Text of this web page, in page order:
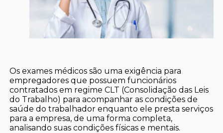
Os exames médicos são uma exigência para
empregadores que possuem funcionários
contratados em regime CLT (Consolidação das Leis
do Trabalho) para acompanhar as condições de
saúde do trabalhador enquanto ele presta serviços
para a empresa, de uma forma completa,
analisando suas condições físicas e mentais.